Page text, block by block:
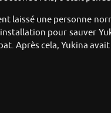
laissé une personne
pour sauver
Après cela, Yukina